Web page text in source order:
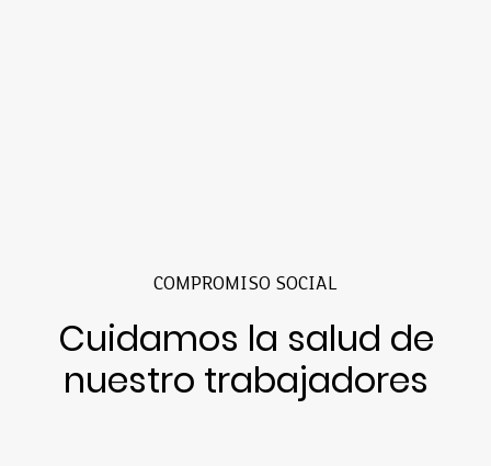
COMPROMISO SOCIAL
Cuidamos la salud de
nuestro trabajadores